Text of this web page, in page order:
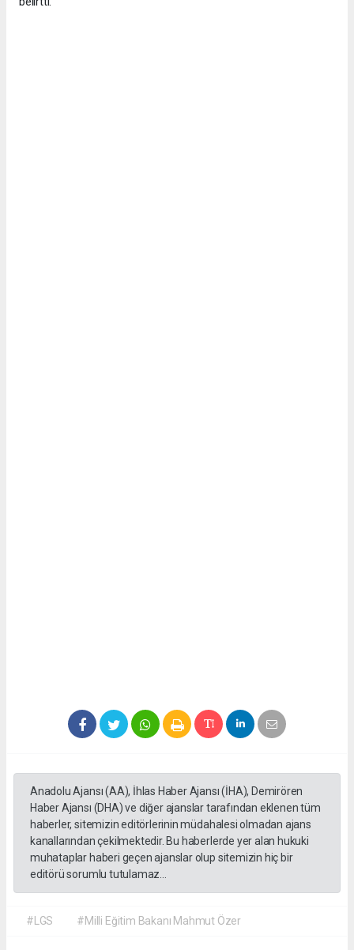
Anadolu Ajansı (AA), İhlas Haber Ajansı (İHA), Demirören
Haber Ajansı (DHA) ve diğer ajanslar tarafından eklenen tüm
haberler, sitemizin editörlerinin müdahalesi olmadan ajans
kanallarından çekilmektedir. Bu haberlerde yer alan hukuki
muhataplar haberi geçen ajanslar olup sitemizin hiç bir
editörü sorumlu tutulamaz...
#LGS #Milli Eğitim Bakanı Mahmut Özer